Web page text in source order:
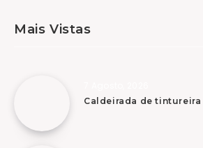
Mais Vistas
Caldeirada de tintureira